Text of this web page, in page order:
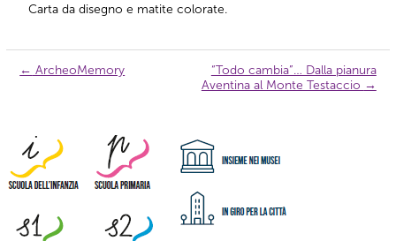
Carta da disegno e matite colorate.
Navigazione
← ArcheoMemory
“Todo cambia”… Dalla pianura
Aventina al Monte Testaccio →